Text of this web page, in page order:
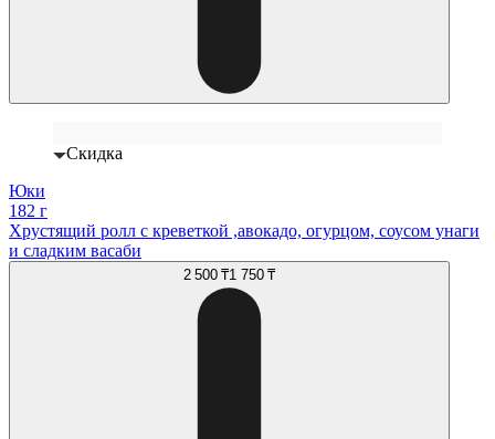
Скидка
Юки
182 г
Хрустящий ролл с креветкой ,авокадо, огурцом, соусом унаги
и сладким васаби
2 500 ₸1 750 ₸